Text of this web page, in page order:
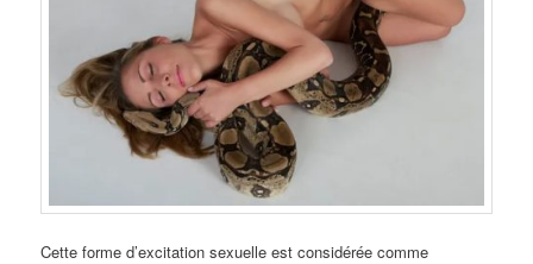
Cette forme d’excitation sexuelle est considérée comme